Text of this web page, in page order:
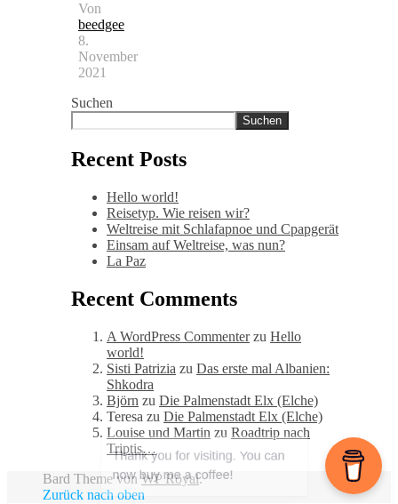
Von
beedgee
8.
November
2021
Suchen
Suchen
Recent Posts
Hello world!
Reisetyp. Wie reisen wir?
Weltreise mit Schlafapnoe und Cpapgerät
Einsam auf Weltreise, was nun?
La Paz
Recent Comments
A WordPress Commenterzu Hello
world!
Sisti Patrizia zu Das erste mal Albanien:
Shkodra
Björn zu Die Palmenstadt Elx (Elche)
Teresa zu Die Palmenstadt Elx (Elche)
Louise und Martin zu Roadtrip nach
Triptis…
Bard Theme vonWP Royal.
Zurück nach oben